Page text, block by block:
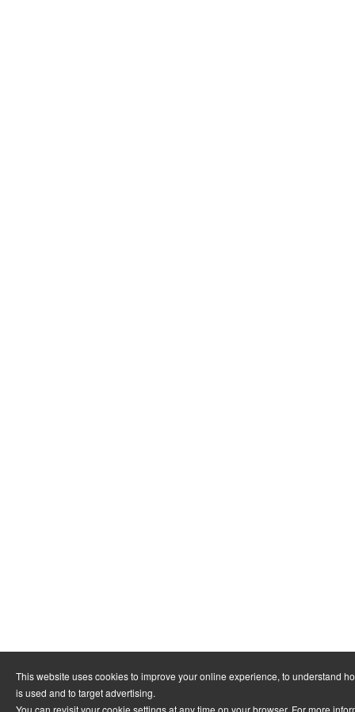
This website uses cookies to improve your online experience, to understand
is used and to target advertising.
You can revisit your cookie settings at any time on your browser. For more